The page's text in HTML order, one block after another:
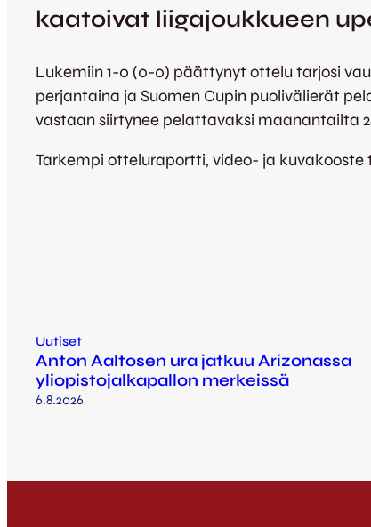
kaatoivat liigajoukkueen
Lukemiin 1-0 (0-0) päättynyt ottelu tarjosi
perjantaina ja Suomen Cupin puolivälierät
vastaan siirtynee pelattavaksi maanantailta
Tarkempi otteluraportti, video- ja
Uutiset
Anton Aaltosen ura jatkuu Arizonassa
yliopistojalkapallon merkeissä
6.8.2026